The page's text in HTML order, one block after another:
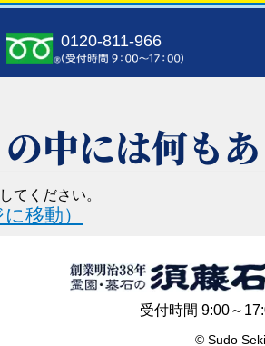
0120-811-966
中には何もあ
てください。
移動）
受付時間 9:00～
© Sudo